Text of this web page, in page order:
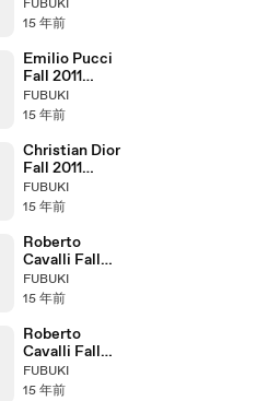
(full)
FUBUKI
15 年前
Emilio Pucci
Fall 2011
Fashion Show
(full)
FUBUKI
15 年前
Christian Dior
Fall 2011
Fashion Show
(full)
FUBUKI
15 年前
Roberto
Cavalli Fall
2011 Fashion
Show (full)
FUBUKI
15 年前
Roberto
Cavalli Fall
2005 Fashion
Show (full)
FUBUKI
15 年前